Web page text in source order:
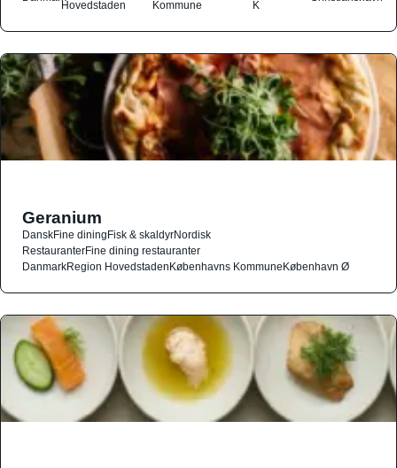
Hovedstaden Kommune K
Geranium
DanskFine diningFisk & skaldyrNordisk
RestauranterFine dining restauranter
DanmarkRegion HovedstadenKøbenhavns KommuneKøbenhavn Ø